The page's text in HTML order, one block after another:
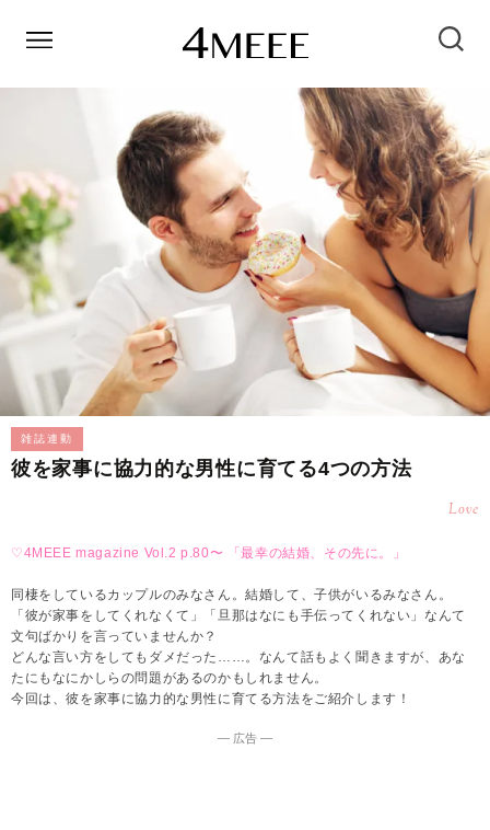
雑誌連動
彼を家事に協力的な男性に育てる4つの方法
Love
♡4MEEE magazine Vol.2 p.80〜 「最幸の結婚、その先に。」
同棲をしているカップルのみなさん。結婚して、子供がいるみなさん。
「彼が家事をしてくれなくて」「旦那はなにも手伝ってくれない」なんて
文句ばかりを言っていませんか？
どんな言い方をしてもダメだった……。なんて話もよく聞きますが、あな
たにもなにかしらの問題があるのかもしれません。
今回は、彼を家事に協力的な男性に育てる方法をご紹介します！
― 広告 ―